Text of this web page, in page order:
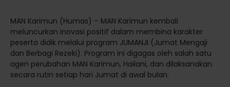
MAN Karimun (Humas) – MAN Karimun kembali
meluncurkan inovasi positif dalam membina karakter
peserta didik melalui program JUMANJI (Jumat Mengaji
dan Berbagi Rezeki). Program ini digagas oleh salah satu
agen perubahan MAN Karimun, Hailani, dan dilaksanakan
secara rutin setiap hari Jumat di awal bulan.